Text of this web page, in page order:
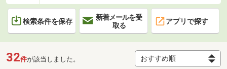
検索条件を保存
新着メールを受
取る
アプリで探す
32件が該当しました。